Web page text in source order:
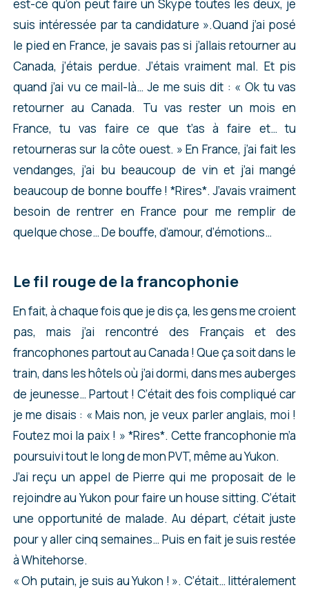
est-ce qu’on peut faire un Skype toutes les deux, je
suis intéressée par ta candidature ».Quand j’ai posé
le pied en France, je savais pas si j’allais retourner au
Canada, j’étais perdue. J’étais vraiment mal. Et pis
quand j’ai vu ce mail-là… Je me suis dit : « Ok tu vas
retourner au Canada. Tu vas rester un mois en
France, tu vas faire ce que t’as à faire et… tu
retourneras sur la côte ouest. » En France, j’ai fait les
vendanges, j’ai bu beaucoup de vin et j’ai mangé
beaucoup de bonne bouffe ! *Rires*. J’avais vraiment
besoin de rentrer en France pour me remplir de
quelque chose… De bouffe, d’amour, d’émotions…
Le fil rouge de la francophonie
En fait, à chaque fois que je dis ça, les gens me croient
pas, mais j’ai rencontré des Français et des
francophones partout au Canada ! Que ça soit dans le
train, dans les hôtels où j’ai dormi, dans mes auberges
de jeunesse… Partout ! C’était des fois compliqué car
je me disais : « Mais non, je veux parler anglais, moi !
Foutez moi la paix ! » *Rires*. Cette francophonie m’a
poursuivi tout le long de mon PVT, même au Yukon.
J’ai reçu un appel de Pierre qui me proposait de le
rejoindre au Yukon pour faire un house sitting. C’était
une opportunité de malade. Au départ, c’était juste
pour y aller cinq semaines… Puis en fait je suis restée
à Whitehorse.
« Oh putain, je suis au Yukon ! ». C’était… littéralement